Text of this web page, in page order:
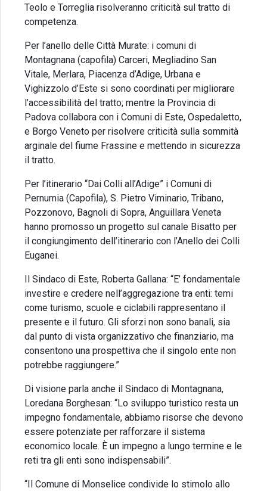
Teolo e Torreglia risolveranno criticità sul tratto di
competenza.
Per l’anello delle Città Murate: i comuni di
Montagnana (capofila) Carceri, Megliadino San
Vitale, Merlara, Piacenza d’Adige, Urbana e
Vighizzolo d’Este si sono coordinati per migliorare
l’accessibilità del tratto; mentre la Provincia di
Padova collabora con i Comuni di Este, Ospedaletto,
e Borgo Veneto per risolvere criticità sulla sommità
arginale del fiume Frassine e mettendo in sicurezza
il tratto.
Per l’itinerario “Dai Colli all’Adige” i Comuni di
Pernumia (Capofila), S. Pietro Viminario, Tribano,
Pozzonovo, Bagnoli di Sopra, Anguillara Veneta
hanno promosso un progetto sul canale Bisatto per
il congiungimento dell’itinerario con l’Anello dei Colli
Euganei.
Il Sindaco di Este, Roberta Gallana: “E’ fondamentale
investire e credere nell’aggregazione tra enti: temi
come turismo, scuole e ciclabili rappresentano il
presente e il futuro. Gli sforzi non sono banali, sia
dal punto di vista organizzativo che finanziario, ma
consentono una prospettiva che il singolo ente non
potrebbe raggiungere.”
Di visione parla anche il Sindaco di Montagnana,
Loredana Borghesan: “Lo sviluppo turistico resta un
impegno fondamentale, abbiamo risorse che devono
essere potenziate per rafforzare il sistema
economico locale. È un impegno a lungo termine e le
reti tra gli enti sono indispensabili”.
“Il Comune di Monselice condivide lo stimolo allo